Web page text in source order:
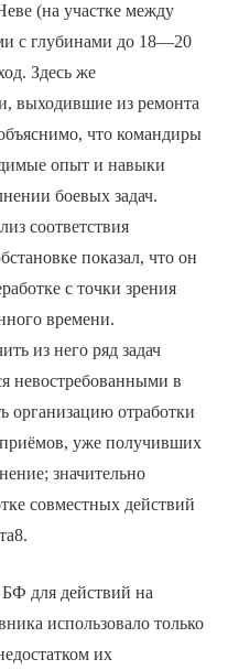
(на участке между
с глубинами до 18—20
Здесь же
выходившие из ремонта
что командиры
опыт и навыки
боевых задач.
соответствия
показал, что он
с точки зрения
времени.
из него ряд задач
невостребованными в
организацию отработки
уже получивших
значительно
совместных действий
для действий на
использовало только
их